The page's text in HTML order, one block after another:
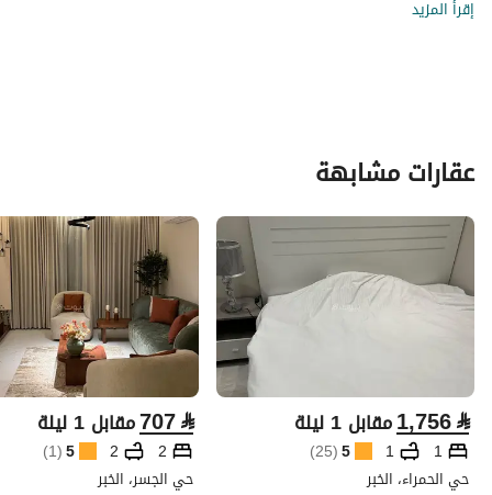
إقرأ المزيد
عقارات مشابهة
⃁
1,756مقابل 1 ليلة
1
1
5
(
25
)
حي الحمراء، الخبر
⃁
707مقابل 1 ليلة
2
2
5
(
1
)
حي الجسر، الخبر